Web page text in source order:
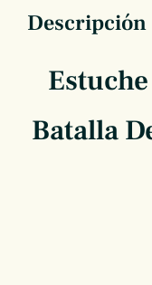
Descripción
Batalla